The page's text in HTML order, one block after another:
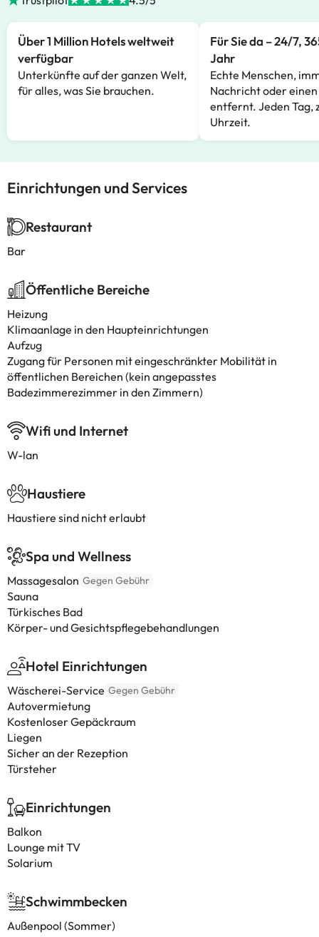
Über 1 Million Hotels weltweit
verfügbar
Unterkünfte auf der ganzen Welt,
für alles, was Sie brauchen.
Für Sie da – 24/7,
Jahr
Echte Menschen,
Nachricht oder
entfernt. Jeden Tag,
Uhrzeit.
Einrichtungen und Services
Restaurant
Bar
Öffentliche Bereiche
Heizung
Klimaanlage in den Haupteinrichtungen
Aufzug
Zugang für Personen mit eingeschränkter Mobilität in
öffentlichen Bereichen (kein angepasstes
Badezimmerezimmer in den Zimmern)
Wifi und Internet
W-lan
Haustiere
Haustiere sind nicht erlaubt
Spa und Wellness
Massagesalon Gegen Gebühr
Sauna
Türkisches Bad
Körper- und Gesichtspflegebehandlungen
Hotel Einrichtungen
Wäscherei-Service Gegen Gebühr
Autovermietung
Kostenloser Gepäckraum
Liegen
Sicher an der Rezeption
Türsteher
Einrichtungen
Balkon
Lounge mit TV
Solarium
Schwimmbecken
Außenpool (Sommer)